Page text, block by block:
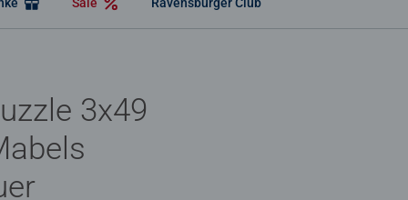
3x49